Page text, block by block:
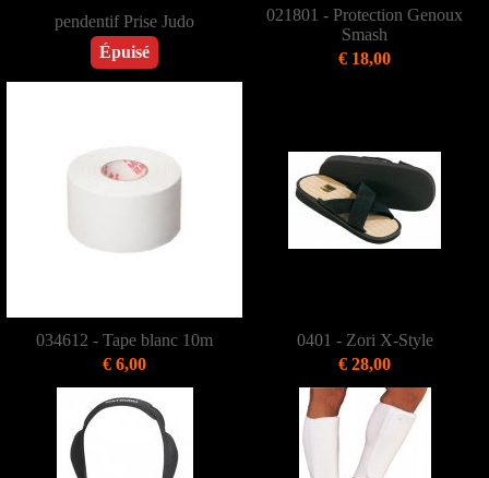
pendentif Prise Judo
Épuisé
021801 - Protection Genoux
Smash
€ 18,00
034612 - Tape blanc 10m
€ 6,00
0401 - Zori X-Style
€ 28,00